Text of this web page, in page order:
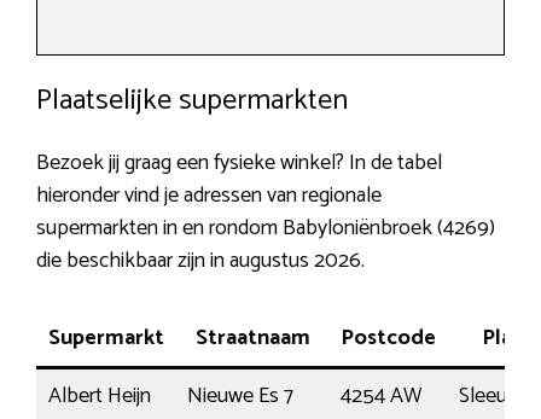
Plaatselijke supermarkten
Bezoek jij graag een fysieke winkel? In de tabel
hieronder vind je adressen van regionale
supermarkten in en rondom Babyloniënbroek (4269)
die beschikbaar zijn in augustus 2026.
Supermarkt Straatnaam Postcode
Plaats
Albert Heijn
Nieuwe Es 7 4254 AW
Sleeuwijk